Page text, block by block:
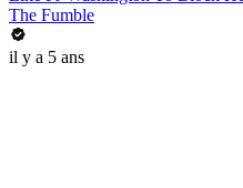
The Fumble
il y a 5 ans